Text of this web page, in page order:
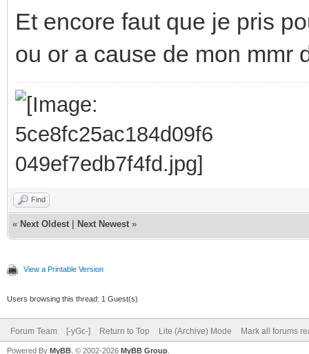
Et encore faut que je pris
ou or a cause de mon mmr
Find
« Next Oldest Next Newest »
View a Printable Version
Users browsing this thread: 1 Guest(s)
Forum Team [-yGc-] Return to Top Lite (Archive) Mode Mark all forums
Powered By MyBB , © 2002-2026 MyBB Group